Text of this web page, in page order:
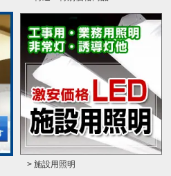
> 施設用照明